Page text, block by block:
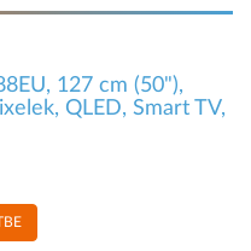
127 cm (50"),
QLED, Smart TV,